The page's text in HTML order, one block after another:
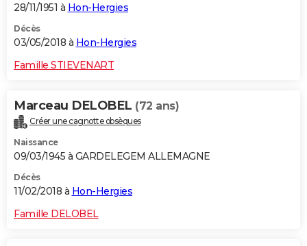
28/11/1951 à Hon-Hergies
Décès
03/05/2018 à Hon-Hergies
Famille STIEVENART
Marceau DELOBEL (72 ans)
Créer une cagnotte obsèques
Naissance
09/03/1945 à GARDELEGEM ALLEMAGNE
Décès
11/02/2018 à Hon-Hergies
Famille DELOBEL